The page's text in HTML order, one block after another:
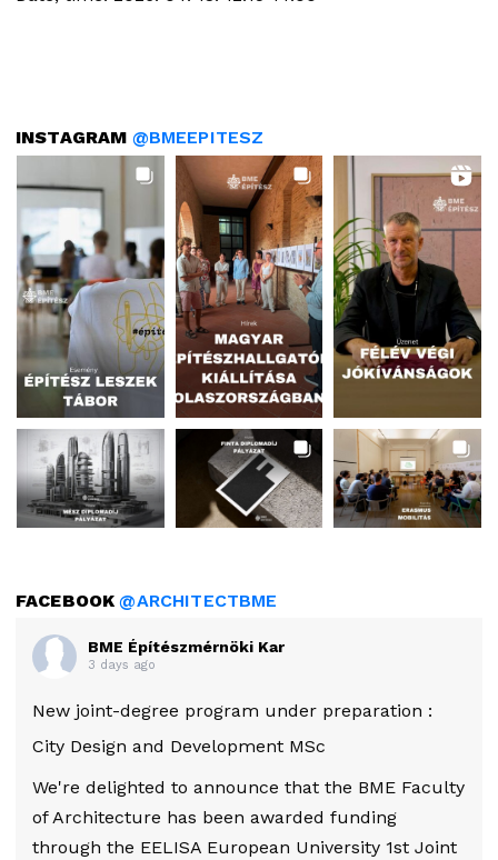
INSTAGRAM @BMEEPITESZ
FACEBOOK@ARCHITECTBME
BME Építészmérnöki Kar
3 days ago
New joint-degree program under preparation :
City Design and Development MSc
We're delighted to announce that the BME Faculty
of Architecture has been awarded funding
through the EELISA European University 1st Joint